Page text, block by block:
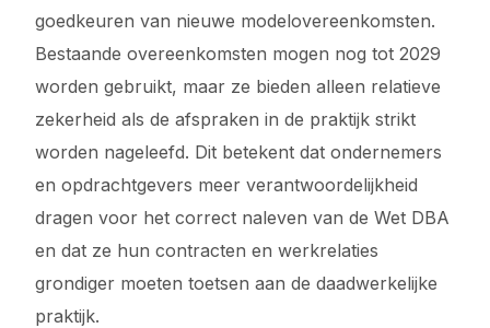
goedkeuren van nieuwe modelovereenkomsten.
Bestaande overeenkomsten mogen nog tot 2029
worden gebruikt, maar ze bieden alleen relatieve
zekerheid als de afspraken in de praktijk strikt
worden nageleefd. Dit betekent dat ondernemers
en opdrachtgevers meer verantwoordelijkheid
dragen voor het correct naleven van de Wet DBA
en dat ze hun contracten en werkrelaties
grondiger moeten toetsen aan de daadwerkelijke
praktijk.